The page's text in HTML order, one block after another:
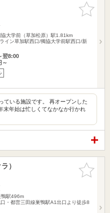
お気に入
りに追加
協大学前（草加松原）駅1.81km
イン草加駅西口/獨協大学前駅西口/新
翌8:00
～
ている施設です。 再オープンした
末年始は忙しくてなかなか行かれ
お気に入
りに追加
）
鴨駅496m
・都営三田線巣鴨駅A1出口より徒歩8